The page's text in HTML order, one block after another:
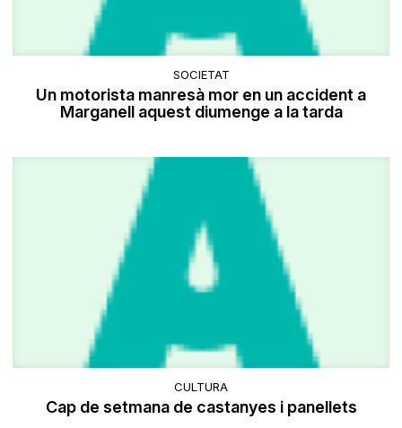
SOCIETAT
Un motorista manresà mor en un accident a
Marganell aquest diumenge a la tarda
CULTURA
Cap de setmana de castanyes i panellets